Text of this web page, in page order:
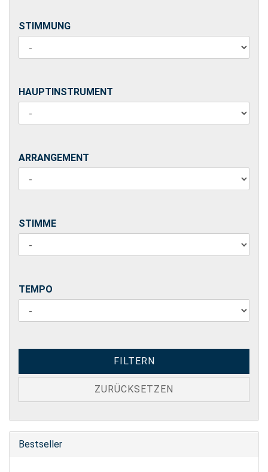
STIMMUNG
STIMMUNG
HAUPTINSTRUMENT
HAUPTINSTRUMENT
ARRANGEMENT
ARRANGEMENT
STIMME
STIMME
TEMPO
TEMPO
FILTERN
ZURÜCKSETZEN
Bestseller